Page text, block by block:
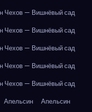
Чехов — Вишнёвый сад
Чехов — Вишнёвый сад
Чехов — Вишнёвый сад
Чехов — Вишнёвый сад
Чехов — Вишнёвый сад
Апельсин
Апельсин